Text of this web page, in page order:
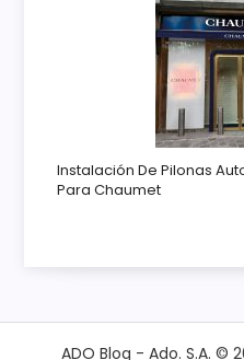
Instalación De Pilonas
Para Chaumet
ADO Blog - Ado. S.A. ©